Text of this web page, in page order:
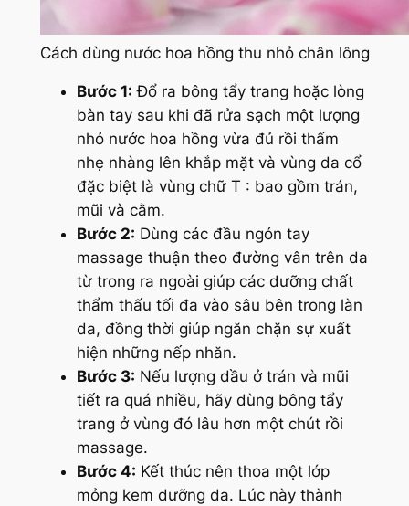
Cách dùng nước hoa hồng thu nhỏ chân lông
Bước 1: Đổ ra bông tẩy trang hoặc lòng
bàn tay sau khi đã rửa sạch một lượng
nhỏ nước hoa hồng vừa đủ rồi thấm
nhẹ nhàng lên khắp mặt và vùng da cổ
đặc biệt là vùng chữ T : bao gồm trán,
mũi và cằm.
Bước 2: Dùng các đầu ngón tay
massage thuận theo đường vân trên da
từ trong ra ngoài giúp các dưỡng chất
thẩm thấu tối đa vào sâu bên trong làn
da, đồng thời giúp ngăn chặn sự xuất
hiện những nếp nhăn.
Bước 3: Nếu lượng dầu ở trán và mũi
tiết ra quá nhiều, hãy dùng bông tẩy
trang ở vùng đó lâu hơn một chút rồi
massage.
Bước 4: Kết thúc nên thoa một lớp
mỏng kem dưỡng da. Lúc này thành